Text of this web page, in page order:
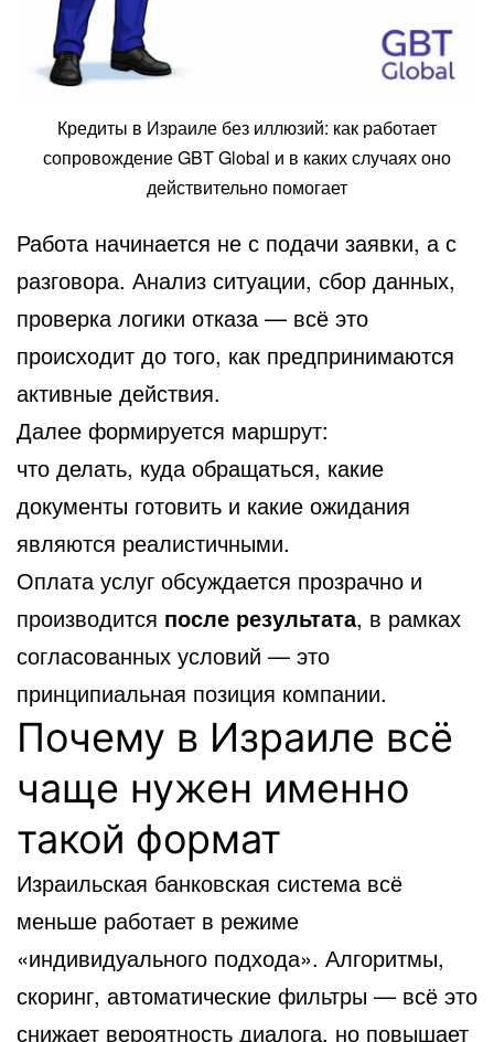
Кредиты в Израиле без иллюзий: как работает
сопровождение GBT Global и в каких случаях оно
действительно помогает
Работа начинается не с подачи заявки, а с
разговора. Анализ ситуации, сбор данных,
проверка логики отказа — всё это
происходит до того, как предпринимаются
активные действия.
Далее формируется маршрут:
что делать, куда обращаться, какие
документы готовить и какие ожидания
являются реалистичными.
Оплата услуг обсуждается прозрачно и
производится после результата, в рамках
согласованных условий — это
принципиальная позиция компании.
Почему в Израиле всё
чаще нужен именно
такой формат
Израильская банковская система всё
меньше работает в режиме
«индивидуального подхода». Алгоритмы,
скоринг, автоматические фильтры — всё это
снижает вероятность диалога, но повышает